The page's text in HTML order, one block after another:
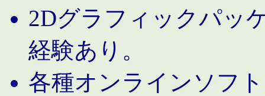
2Dグラフィックパッ
経験あり。
各種オンラインソフ